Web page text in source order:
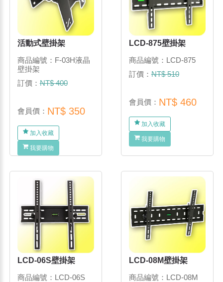
活動式壁掛架
商品編號：F-03H液晶
壁掛架
訂價：NT$ 400
會員價： NT$ 350
加入收藏
我要購物
LCD-875壁掛架
商品編號：LCD-875
訂價：NT$ 510
會員價： NT$ 460
加入收藏
我要購物
LCD-06S壁掛架
商品編號：LCD-06S
LCD-08M壁掛架
商品編號：LCD-08M